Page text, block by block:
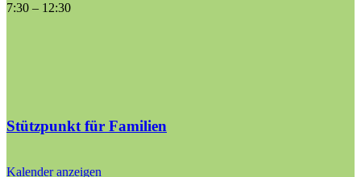
7:30 – 12:30
Stützpunkt für Familien
Kalender anzeigen